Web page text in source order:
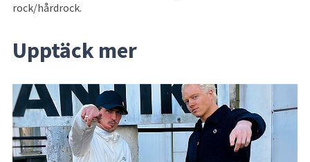
rock/hårdrock.
Upptäck mer